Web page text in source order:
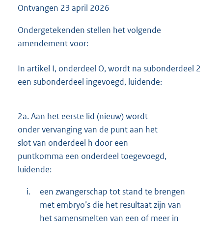
Ontvangen 23 april 2026
Ondergetekenden stellen het volgende
amendement voor:
In artikel I, onderdeel O, wordt na subonderdeel 2
een subonderdeel ingevoegd, luidende:
2a.Aan het eerste lid (nieuw) wordt
onder vervanging van de punt aan het
slot van onderdeel h door een
puntkomma een onderdeel toegevoegd,
luidende:
i.
een zwangerschap tot stand te brengen
met embryo’s die het resultaat zijn van
het samensmelten van een of meer in